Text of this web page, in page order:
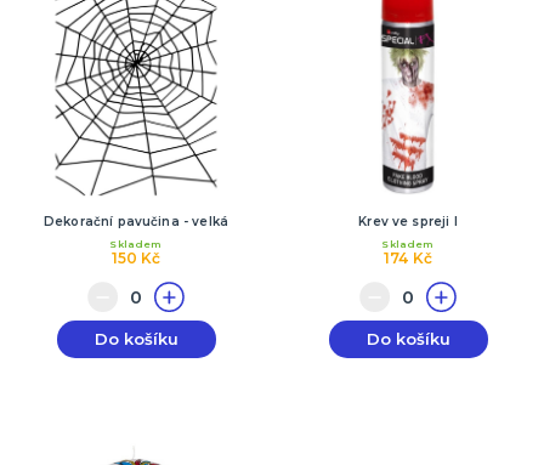
Dekorační pavučina - velká
150 Kč
Skladem
Do košíku
Krev ve spreji I
174 Kč
Skladem
Do košíku